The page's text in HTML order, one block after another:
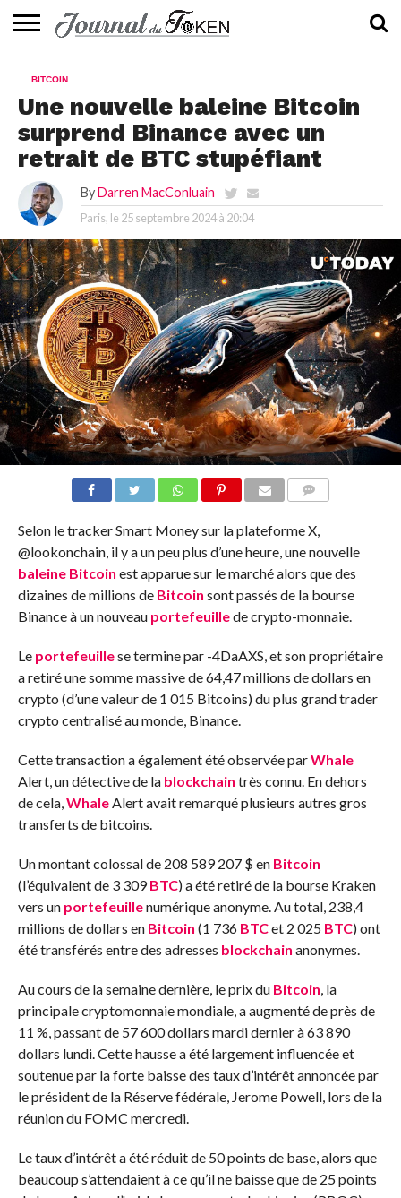
📰
EVALUATION
GUIDE
TENDANCES
À
CONTACTEZ-
BITCOIN
Une nouvelle baleine Bitcoin
surprend Binance avec un
retrait de BTC stupéfiant
By Darren MacConluain
Paris, le 25 septembre 2024 à 20:04
Selon le tracker Smart Money sur la plateforme X,
@lookonchain, il y a un peu plus d’une heure, une nouvelle
baleine Bitcoin est apparue sur le marché alors que des
dizaines de millions de Bitcoin sont passés de la bourse
Binance à un nouveau portefeuillede crypto-monnaie.
Le portefeuillese termine par -4DaAXS, et son propriétaire
a retiré une somme massive de 64,47 millions de dollars en
crypto (d’une valeur de 1 015 Bitcoins) du plus grand trader
crypto centralisé au monde, Binance.
Cette transaction a également été observée parWhale
Alert, un détective de la blockchain très connu. En dehors
de cela,WhaleAlert avait remarqué plusieurs autres gros
transferts de bitcoins.
Un montant colossal de 208 589 207 $ en Bitcoin
(l’équivalent de 3 309BTC) a été retiré de la bourse Kraken
vers un portefeuillenumérique anonyme. Au total, 238,4
millions de dollars en Bitcoin (1 736 BTCet 2 025 BTC) ont
été transférés entre des adresses blockchain anonymes.
Au cours de la semaine dernière, le prix du Bitcoin, la
principale cryptomonnaie mondiale, a augmenté de près de
11 %, passant de 57 600 dollars mardi dernier à 63 890
dollars lundi. Cette hausse a été largement influencée et
soutenue par la forte baisse des taux d’intérêt annoncée par
le président de la Réserve fédérale, Jerome Powell, lors de la
réunion du FOMC mercredi.
Le taux d’intérêt a été réduit de 50 points de base, alors que
beaucoup s’attendaient à ce qu’il ne baisse que de 25 points